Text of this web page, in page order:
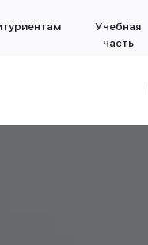
Учебная
часть